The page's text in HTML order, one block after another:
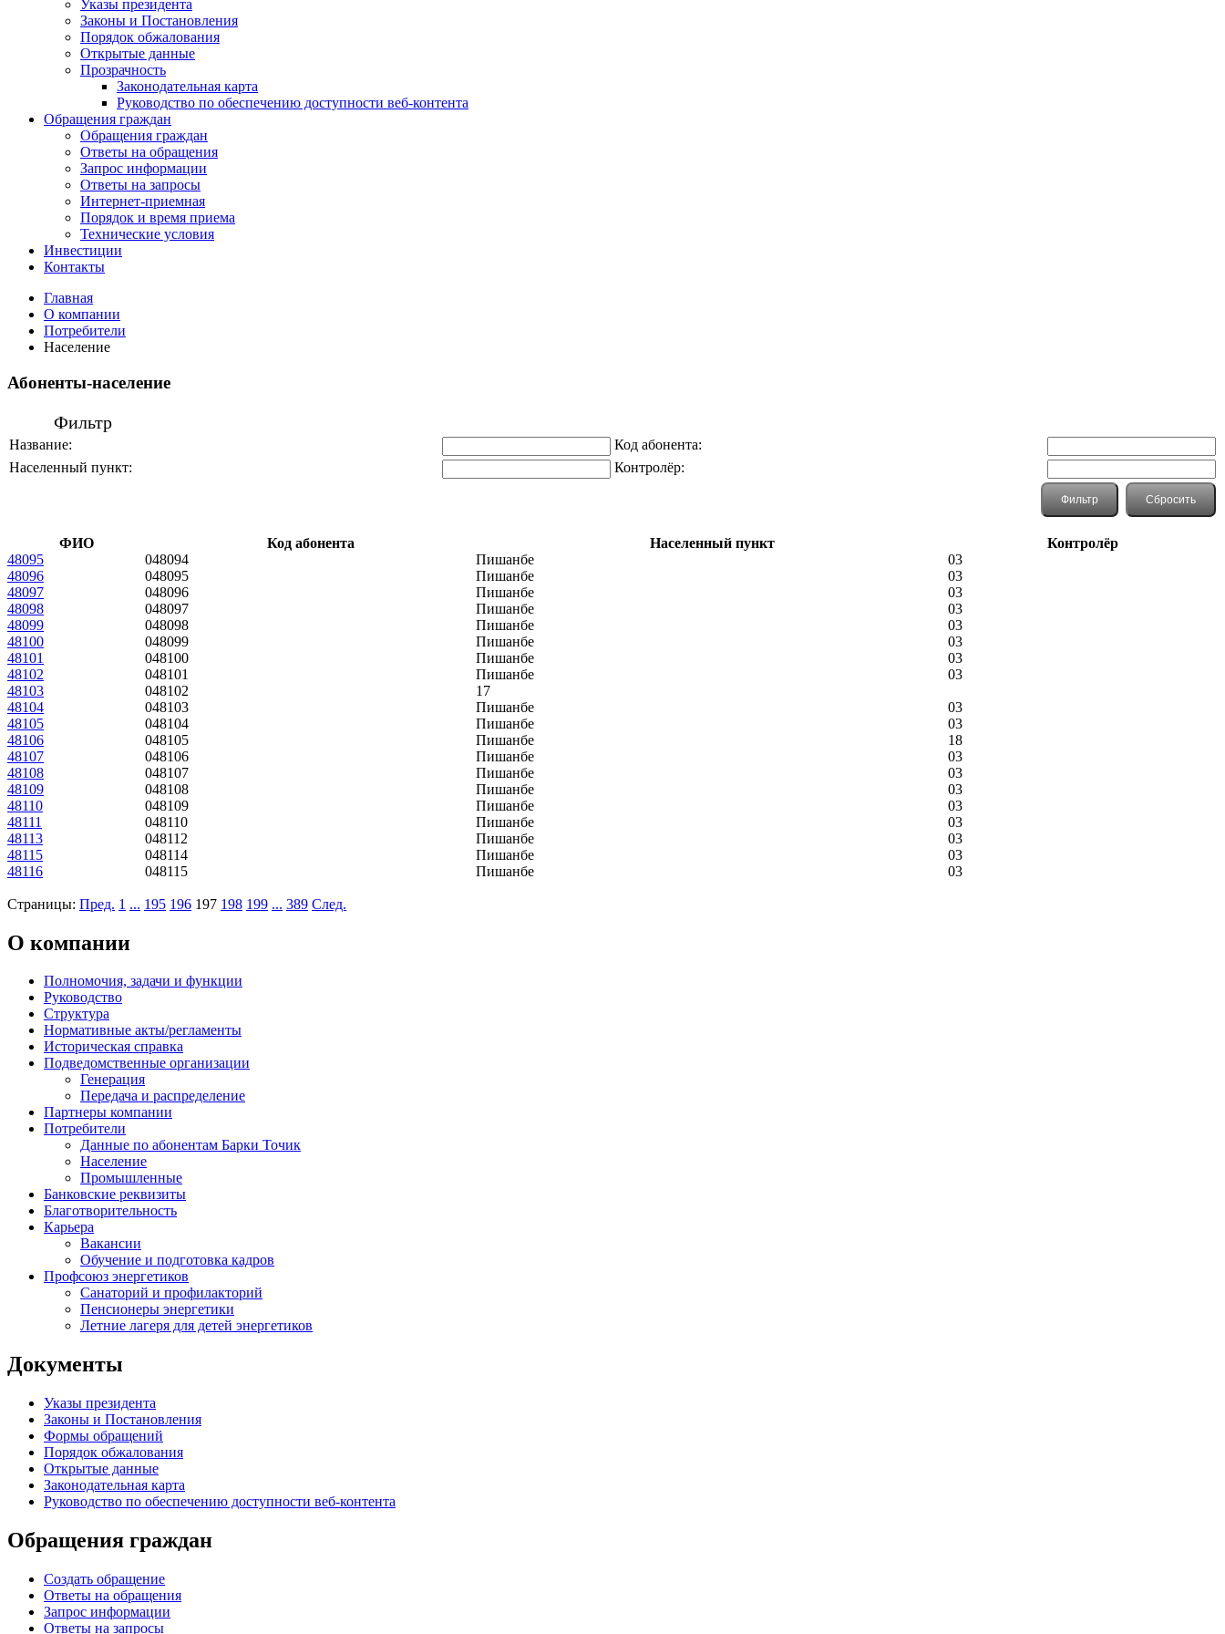
Указы президента
Законы и Постановления
Порядок обжалования
Открытые данные
Прозрачность
Законодательная карта
Руководство по обеспечению доступности веб-контента
Обращения граждан
Обращения граждан
Ответы на обращения
Запрос информации
Ответы на запросы
Интернет-приемная
Порядок и время приема
Технические условия
Инвестиции
Контакты
Главная
О компании
Потребители
Население
Абоненты-население
Фильтр
Название:
Код абонента:
Населенный пункт:
Контролёр:
ФИО Код абонента Населенный пункт
Контролёр
48095
048094 Пишанбе
03
48096
048095 Пишанбе
03
48097
048096 Пишанбе
03
48098
048097 Пишанбе
03
48099
048098 Пишанбе
03
48100
048099 Пишанбе
03
48101
048100 Пишанбе
03
48102
048101 Пишанбе
03
48103
048102
17
48104
048103 Пишанбе
03
48105
048104 Пишанбе
03
48106
048105 Пишанбе
18
48107
048106 Пишанбе
03
48108
048107 Пишанбе
03
48109
048108 Пишанбе
03
48110
048109 Пишанбе
03
48111
048110 Пишанбе
03
48113
048112 Пишанбе
03
48115
048114 Пишанбе
03
48116
048115 Пишанбе 03
Страницы: Пред. 1 ... 195 196 197 198 199 ... 389 След.
О компании
Полномочия, задачи и функции
Руководство
Структура
Нормативные акты/регламенты
Историческая справка
Подведомственные организации
Генерация
Передача и распределение
Партнеры компании
Потребители
Данные по абонентам Барки Точик
Население
Промышленные
Банковские реквизиты
Благотворительность
Карьера
Вакансии
Обучение и подготовка кадров
Профсоюз энергетиков
Санаторий и профилакторий
Пенсионеры энергетики
Летние лагеря для детей энергетиков
Документы
Указы президента
Законы и Постановления
Формы обращений
Порядок обжалования
Открытые данные
Законодательная карта
Руководство по обеспечению доступности веб-контента
Обращения граждан
Создать обращение
Ответы на обращения
Запрос информации
Ответы на запросы